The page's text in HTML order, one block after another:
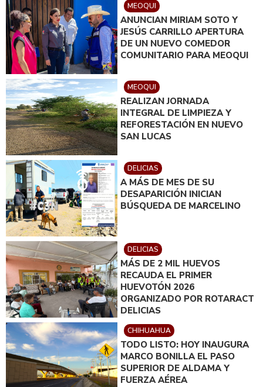
MEOQUI
ANUNCIAN MIRIAM SOTO Y
JESÚS CARRILLO APERTURA
DE UN NUEVO COMEDOR
COMUNITARIO PARA MEOQUI
MEOQUI
REALIZAN JORNADA
INTEGRAL DE LIMPIEZA Y
REFORESTACIÓN EN NUEVO
SAN LUCAS
DELICIAS
A MÁS DE MES DE SU
DESAPARICIÓN INICIAN
BÚSQUEDA DE MARCELINO
DELICIAS
MÁS DE 2 MIL HUEVOS
RECAUDA EL PRIMER
HUEVOTÓN 2026
ORGANIZADO POR ROTARACT
DELICIAS
CHIHUAHUA
TODO LISTO: HOY INAUGURA
MARCO BONILLA EL PASO
SUPERIOR DE ALDAMA Y
FUERZA AÉREA